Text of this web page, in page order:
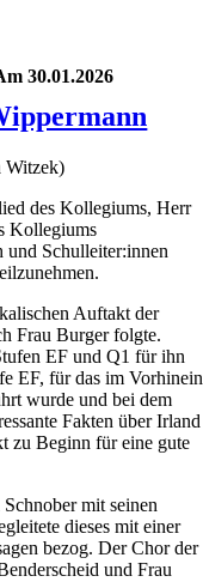
30.01.2026
Witzek)
des Kollegiums, Herr
Kollegiums
und Schulleiter:innen
Auftakt der
Frau Burger folgte.
EF und Q1 für ihn
EF, für das im Vorhinein
wurde und bei dem
Fakten über Irland
zu Beginn für eine gute
mit seinen
dieses mit einer
bezog. Der Chor der
und Frau